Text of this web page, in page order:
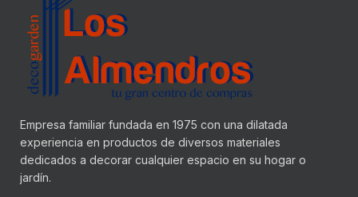
Empresa familiar fundada en 1975 con una dilatada
experiencia en productos de diversos materiales
dedicados a decorar cualquier espacio en su hogar o
jardín.